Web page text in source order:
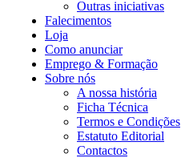
Outras iniciativas
Falecimentos
Loja
Como anunciar
Emprego & Formação
Sobre nós
A nossa história
Ficha Técnica
Termos e Condições
Estatuto Editorial
Contactos